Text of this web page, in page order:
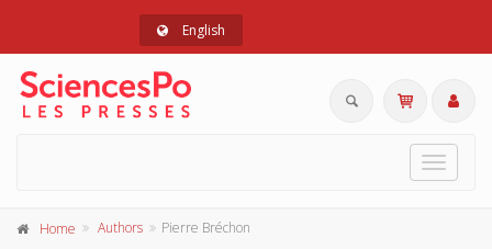
English
Toggle
Home Authors Pierre Bréchon